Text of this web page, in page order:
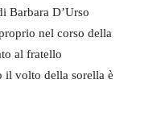
Barbara D’Urso
nel corso della
al fratello
il volto della sorella è